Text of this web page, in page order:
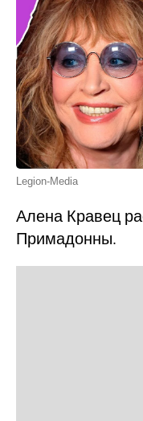
Legion-Media
Алена Кравец
Примадонны.